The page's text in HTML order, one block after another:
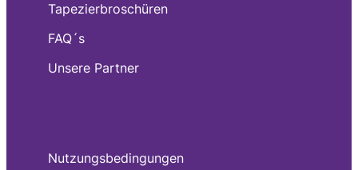
Tapezierbroschüren
FAQ´s
Unsere Partner
Nutzungsbedingungen